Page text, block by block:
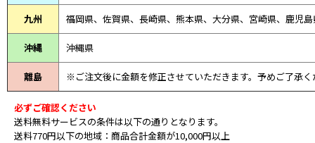
九州 福岡県、佐賀県、長崎県、熊本県、大分県、宮崎県、鹿児
沖縄 沖縄県
離島 ※ご注文後に金額を修正させていただきます。予めご了承く
必ずご確認ください
送料無料サービスの条件は以下の通りとなります。
送料770円以下の地域：商品合計金額が10,000円以上